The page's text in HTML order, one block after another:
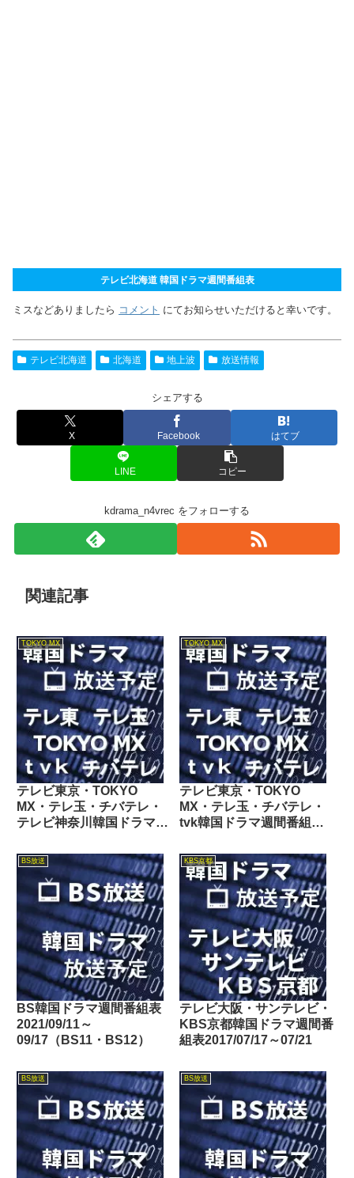
テレビ北海道 韓国ドラマ週間番組表
ミスなどありましたら コメント にてお知らせいただけると幸いです。
テレビ北海道 北海道 地上波 放送情報
シェアする
X Facebook はてブ
LINE コピー
kdrama_n4vrec をフォローする
関連記事
TOKYO MX
テレビ東京・TOKYO
MX・テレ玉・チバテレ・
テレビ神奈川韓国ドラマ週
08/08
TOKYO MX
テレビ東京・TOKYO
MX・テレ玉・チバテレ・
tvk韓国ドラマ週間番組表
BS放送
BS韓国ドラマ週間番組表
2021/09/11～
09/17（BS11・BS12）
KBS京都
テレビ大阪・サンテレビ・
KBS京都韓国ドラマ週間番
組表2017/07/17～07/21
BS放送 BS放送